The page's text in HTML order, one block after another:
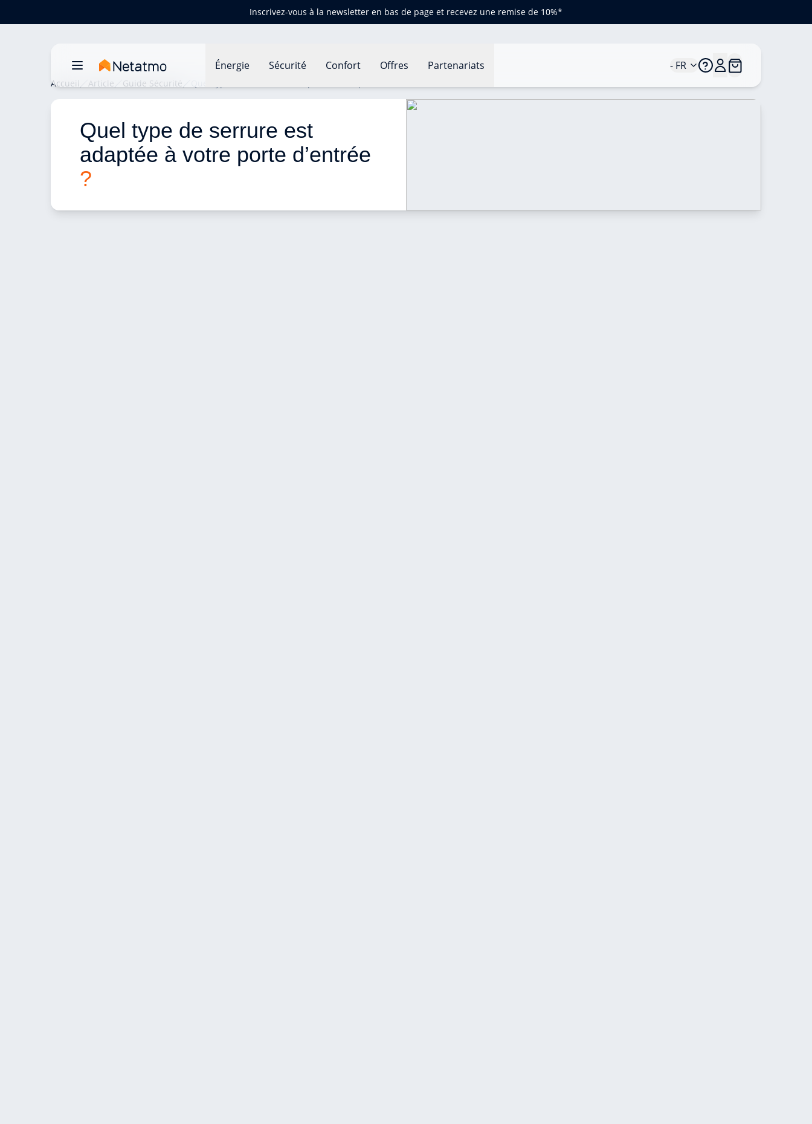
Inscrivez-vous à la newsletter en bas de page et recevez une remise de 10%*
Énergie Sécurité Confort Offres Partenariats - FR
Accueil Article Guide Sécurité
Quel type de serrure est
adaptée à votre porte d’entrée
?